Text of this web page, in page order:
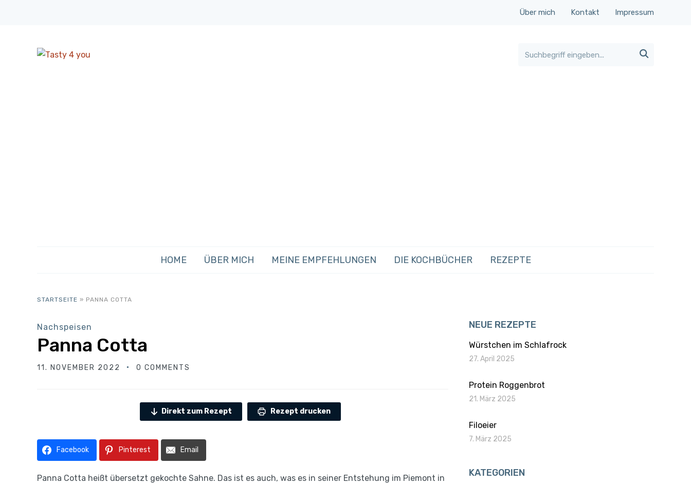
Über mich Kontakt Impressum

HOME ÜBER MICH MEINE EMPFEHLUNGEN DIE KOCHBÜCHER REZEPTE
STARTSEITE » PANNA COTTA
Nachspeisen
Panna Cotta
11. NOVEMBER 2022 0 COMMENTS
Direkt zum Rezept Rezept drucken
Facebook Pinterest Email
Panna Cotta heißt übersetzt gekochte Sahne. Das ist es auch, was es in seiner Entstehung im Piemont in
NEUE REZEPTE
Würstchen im Schlafrock
27. April 2025
Protein Roggenbrot
21. März 2025
Filoeier
7. März 2025
KATEGORIEN